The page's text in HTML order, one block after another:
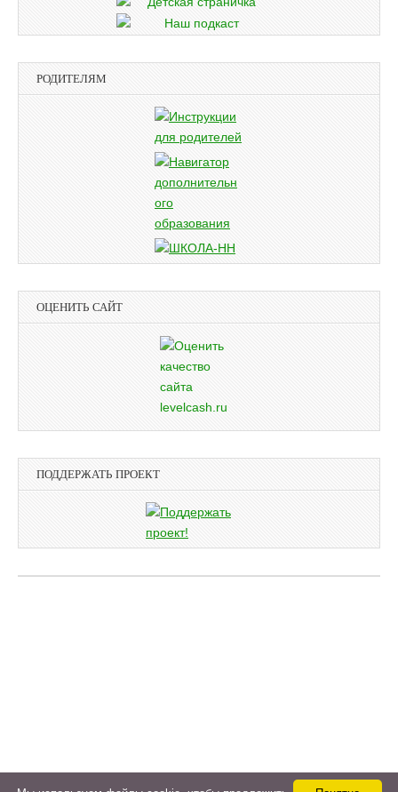
РОДИТЕЛЯМ
ОЦЕНИТЬ САЙТ
ПОДДЕРЖАТЬ ПРОЕКТ